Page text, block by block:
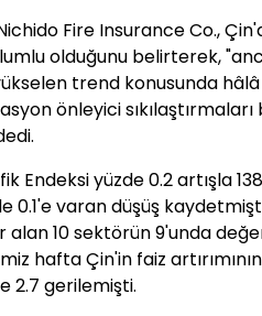
Fire Insurance Co.,
olduğunu belirterek,
trend konusunda
önleyici
Endeksi yüzde 0.2 artışla
0.1'e varan düşüş
alan 10 sektörün 9'unda
hafta Çin'in faiz
2.7 gerilemişti.